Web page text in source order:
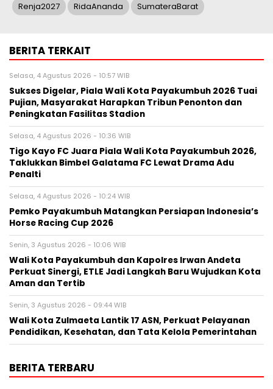
Renja2027 RidaAnanda SumateraBarat
BERITA TERKAIT
Selasa, 4 Agustus 2026 - 10:57 WIB
Sukses Digelar, Piala Wali Kota Payakumbuh 2026 Tuai
Pujian, Masyarakat Harapkan Tribun Penonton dan
Peningkatan Fasilitas Stadion
Selasa, 4 Agustus 2026 - 10:36 WIB
Tigo Kayo FC Juara Piala Wali Kota Payakumbuh 2026,
Taklukkan Bimbel Galatama FC Lewat Drama Adu
Penalti
Selasa, 4 Agustus 2026 - 10:24 WIB
Pemko Payakumbuh Matangkan Persiapan Indonesia’s
Horse Racing Cup 2026
Senin, 3 Agustus 2026 - 10:06 WIB
Wali Kota Payakumbuh dan Kapolres Irwan Andeta
Perkuat Sinergi, ETLE Jadi Langkah Baru Wujudkan Kota
Aman dan Tertib
Senin, 3 Agustus 2026 - 09:44 WIB
Wali Kota Zulmaeta Lantik 17 ASN, Perkuat Pelayanan
Pendidikan, Kesehatan, dan Tata Kelola Pemerintahan
BERITA TERBARU